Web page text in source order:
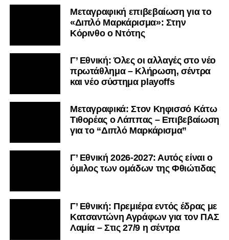
Μεταγραφική επιβεβαίωση για το
«Διπλό Μαρκάρισμα»: Στην
Κόρινθο ο Ντότης
Γ’ Εθνική: Όλες οι αλλαγές στο νέο
πρωτάθλημα – Κλήρωση, σέντρα
και νέο σύστημα playoffs
Μεταγραφικά: Στον Κηφισσό Κάτω
Τιθορέας ο Λάππας – Επιβεβαίωση
για το “Διπλό Μαρκάρισμα”
Γ’ Εθνική 2026-2027: Αυτός είναι ο
όμιλος των ομάδων της Φθιώτιδας
Γ’ Εθνική: Πρεμιέρα εντός έδρας με
Κατσαντώνη Αγράφων για τον ΠΑΣ
Λαμία – Στις 27/9 η σέντρα